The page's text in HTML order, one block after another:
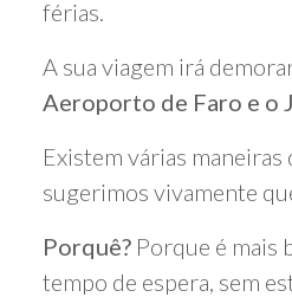
férias.
A sua viagem irá
Aeroporto de Faro e o
Existem várias
sugerimos vivamente
Porquê? Porque é mais
tempo de espera, sem